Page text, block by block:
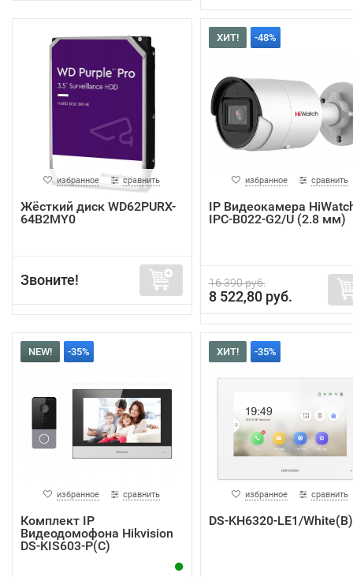
избранное сравнить
Жёсткий диск WD62PURX-
64B2MY0
Звоните!
ХИТ! -48%
избранное сравнить
IP Видеокамера
IPC-B022-G2/U (2.8 мм)
16 390 руб.
8 522,80 руб.
NEW! -35%
избранное сравнить
Комплект IP
Видеодомофона Hikvision
DS-KIS603-P(C)
ХИТ! -35%
избранное сравнить
DS-KH6320-LE1/White(B)